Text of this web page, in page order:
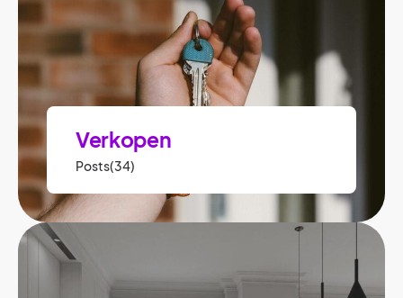
Verkopen
Posts(34)